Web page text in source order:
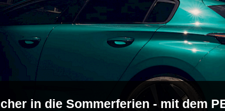
in die Sommerferien - mit dem